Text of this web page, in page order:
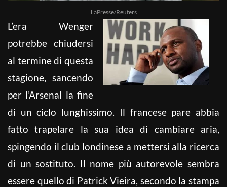
LaPresse/Reuters
L’era Wenger
potrebbe chiudersi
al termine di questa
stagione, sancendo
per l’Arsenal la fine
di un ciclo lunghissimo. Il francese pare abbia
fatto trapelare la sua idea di cambiare aria,
spingendo il club londinese a mettersi alla ricerca
di un sostituto. Il nome più autorevole sembra
essere quello di Patrick Vieira, secondo la stampa